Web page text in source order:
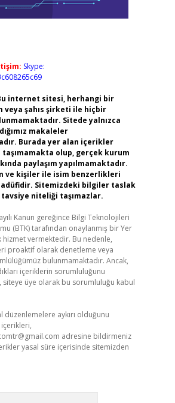
Skype:
internet sitesi, herhangi bir
veya şahıs şirketi ile hiçbir
Sitede yalnızca
makaleler
Burada yer alan içerikler
olup, gerçek kurum
paylaşım yapılmamaktadır.
ve kişiler ile isim benzerlikleri
Sitemizdeki bilgiler taslak
niteliği taşımazlar.
Kanun gereğince Bilgi Teknolojileri
(BTK) tarafından onaylanmış bir Yer
hizmet vermektedir. Bu nedenle,
proaktif olarak denetleme veya
bulunmamaktadır. Ancak,
içeriklerin sorumluluğunu
siteye üye olarak bu sorumluluğu kabul
düzenlemelere aykırı olduğunu
adresine bildirmeniz
yasal süre içerisinde sitemizden